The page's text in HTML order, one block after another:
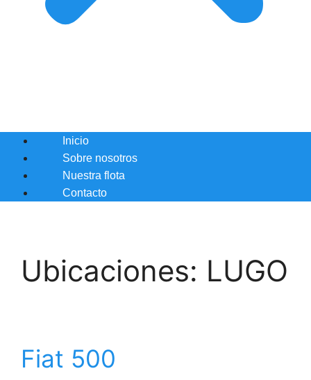
Inicio
Sobre nosotros
Nuestra flota
Contacto
Ubicaciones: LUGO
Fiat 500